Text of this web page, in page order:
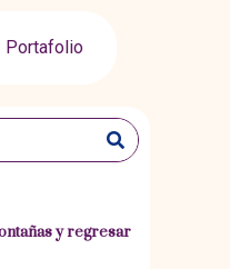
Portafolio
y regresar